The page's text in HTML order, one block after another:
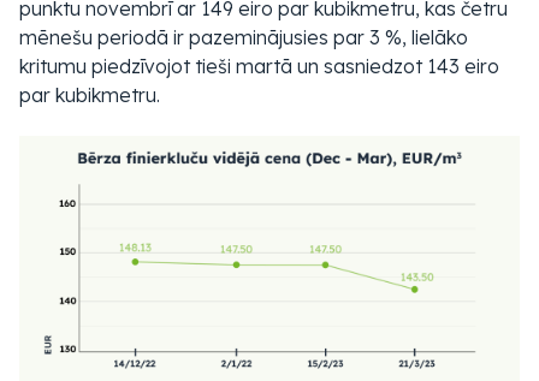
punktu novembrī ar 149 eiro par kubikmetru, kas četru
mēnešu periodā ir pazeminājusies par 3 %, lielāko
kritumu piedzīvojot tieši martā un sasniedzot 143 eiro
par kubikmetru.